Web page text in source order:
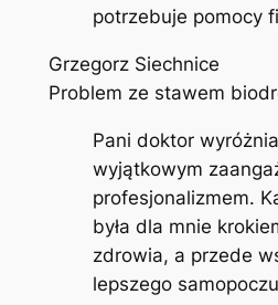
potrzebuje pomocy
Grzegorz Siechnice
Problem ze stawem
Pani doktor
wyjątkowym
profesjonalizmem.
była dla mnie
zdrowia, a przede
lepszego